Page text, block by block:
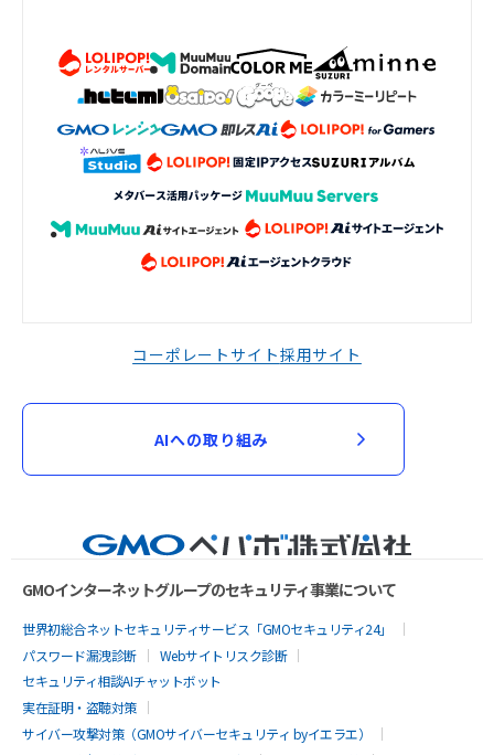
コーポレートサイト採用サイト
AIへの取り組み
GMOインターネットグループのセキュリティ事業について
世界初総合ネットセキュリティサービス「GMOセキュリティ24」
パスワード漏洩診断
Webサイトリスク診断
セキュリティ相談AIチャットボット
実在証明・盗聴対策
サイバー攻撃対策（GMOサイバーセキュリティ byイエラエ）